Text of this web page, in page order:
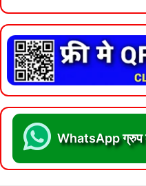
WhatsApp ग्रुप